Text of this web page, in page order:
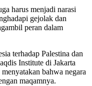
harus menjadi narasi
gejolak dan
peran dalam
terhadap Palestina dan
Institute di Jakarta
bahwa negara
maqamnya.